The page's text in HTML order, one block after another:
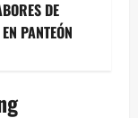
DE
PANTEÓN